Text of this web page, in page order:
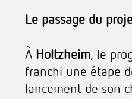
Le passage du
À Holtzheim, le
franchi une étape
lancement de son